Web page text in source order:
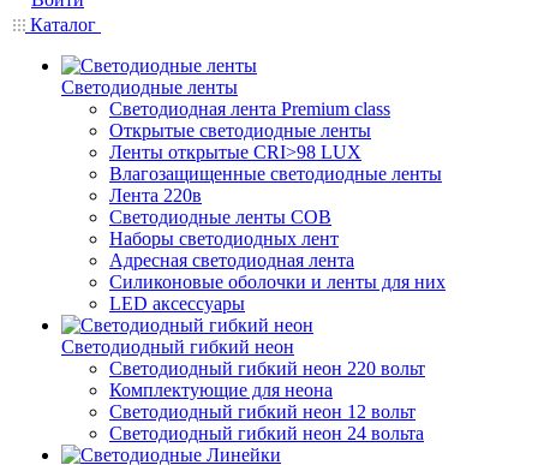
Каталог
Светодиодные ленты
Светодиодная лента Premium class
Открытые светодиодные ленты
Ленты открытые CRI>98 LUX
Влагозащищенные светодиодные ленты
Лента 220в
Светодиодные ленты COB
Наборы светодиодных лент
Адресная светодиодная лента
Силиконовые оболочки и ленты для них
LED аксессуары
Светодиодный гибкий неон
Светодиодный гибкий неон 220 вольт
Комплектующие для неона
Светодиодный гибкий неон 12 вольт
Светодиодный гибкий неон 24 вольта